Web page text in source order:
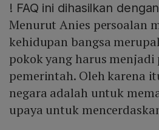
! FAQ ini dihasilkan
Menurut Anies persoalan
kehidupan bangsa
pokok yang harus
pemerintah. Oleh karena
negara adalah untuk
upaya untuk